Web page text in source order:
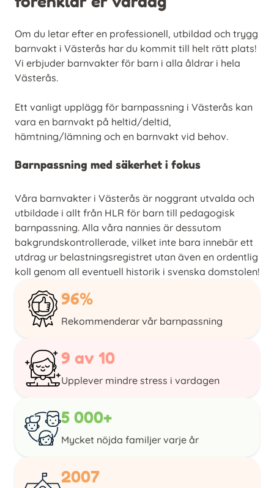
Om du letar efter en professionell, utbildad och trygg
barnvakt i Västerås har du kommit till helt rätt plats!
Vi erbjuder barnvakter för barn i alla åldrar i hela
Västerås.
Ett vanligt upplägg för barnpassning i Västerås kan
vara en barnvakt på heltid/deltid,
hämtning/lämning och en barnvakt vid behov.
Barnpassning med säkerhet i fokus
Våra barnvakter i Västerås är noggrant utvalda och
utbildade i allt från HLR för barn till pedagogisk
barnpassning. Alla våra nannies är dessutom
bakgrundskontrollerade, vilket inte bara innebär ett
utdrag ur belastningsregistret utan även en ordentlig
koll genom all eventuell historik i svenska domstolen!
96%
Rekommenderar vår barnpassning
9 av 10
Upplever mindre stress i vardagen
5 000+
Mycket nöjda familjer varje år
2007